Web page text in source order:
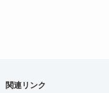
関連リンク